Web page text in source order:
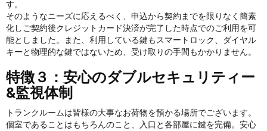
す。
そのようなニーズに応えるべく、申込から契約までを限りなく簡素
化しご契約後クレジットカード決済が完了した時点でのご利用を可
能としました。また、利用している鍵もスマートロック、ダイヤル
キーと物理的な鍵ではないため、受け取りの手間もかかりません。
特徴３：安心のダブルセキュリティー
&監視体制
トランクルームは皆様の大事なお荷物を預かる場所でございます。
個室であることはもちろんのこと、入口と各部屋に鍵を完備。安心